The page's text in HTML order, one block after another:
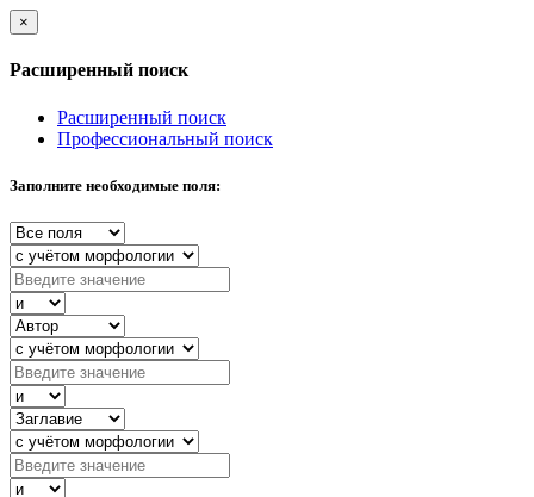
×
Расширенный поиск
Расширенный поиск
Профессиональный поиск
Заполните необходимые поля: